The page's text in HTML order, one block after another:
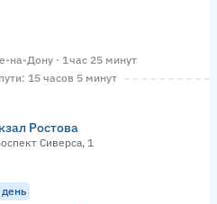
на-Дону · 1 час 25 минут
15 часов 5 минут
Ростова
Сиверса, 1